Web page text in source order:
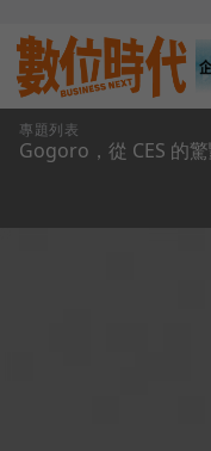
專題列表
Gogoro，從 CES 的
對消費者提出
[